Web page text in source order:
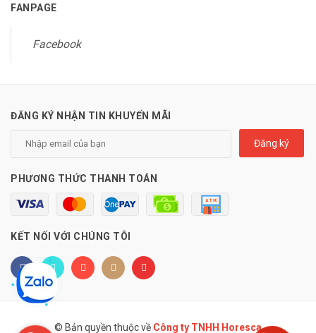
FANPAGE
Facebook
ĐĂNG KÝ NHẬN TIN KHUYẾN MÃI
Đăng ký
PHƯƠNG THỨC THANH TOÁN
KẾT NỐI VỚI CHÚNG TÔI
© Bản quyền thuộc về Công ty TNHH Horesca